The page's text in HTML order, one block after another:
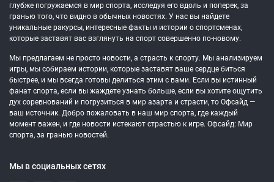
глубже погружаемся в мир спорта, исследуя его вдоль и поперек, за
гранью того, что видно в обычных новостях. У нас вы найдете
уникальные ракурсы, интересные факты и истории о спортсменах,
которые заставят вас взглянуть на спорт совершенно по-новому.
Мы предлагаем не просто новости, а страсть к спорту. Мы анализируем
игры, мы собираем истории, которые заставят ваше сердце биться
быстрее, и мы всегда готовы делиться этим с вами. Если вы истинный
фанат спорта, если вы жаждете узнать больше, если вы хотите ощутить
дух соревнований и погрузиться в мир азарта и страсти, то Офсайд —
ваш источник. Добро пожаловать в наш мир спорта, где каждый
момент важен, и где новости истекают страстью к игре. Офсайд: Мир
спорта, за гранью новостей.
Мы в социальных сетях